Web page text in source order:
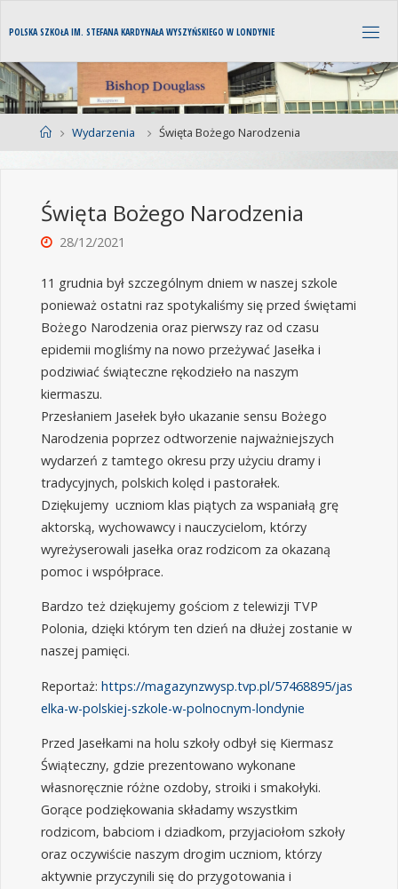
POLSKA SZKOŁA IM. STEFANA KARDYNAŁA WYSZYŃSKIEGO W LONDYNIE
Wydarzenia Święta Bożego Narodzenia
Święta Bożego Narodzenia
28/12/2021
11 grudnia był szczególnym dniem w naszej szkole
ponieważ ostatni raz spotykaliśmy się przed świętami
Bożego Narodzenia oraz pierwszy raz od czasu
epidemii mogliśmy na nowo przeżywać Jasełka i
podziwiać świąteczne rękodzieło na naszym
kiermaszu.
Przesłaniem Jasełek było ukazanie sensu Bożego
Narodzenia poprzez odtworzenie najważniejszych
wydarzeń z tamtego okresu przy użyciu dramy i
tradycyjnych, polskich kolęd i pastorałek.
Dziękujemy uczniom klas piątych za wspaniałą grę
aktorską, wychowawcy i nauczycielom, którzy
wyreżyserowali jasełka oraz rodzicom za okazaną
pomoc i współprace.
Bardzo też dziękujemy gościom z telewizji TVP
Polonia, dzięki którym ten dzień na dłużej zostanie w
naszej pamięci.
Reportaż: https://magazynzwysp.tvp.pl/57468895/jas
elka-w-polskiej-szkole-w-polnocnym-londynie
Przed Jasełkami na holu szkoły odbył się Kiermasz
Świąteczny, gdzie prezentowano wykonane
własnoręcznie różne ozdoby, stroiki i smakołyki.
Gorące podziękowania składamy wszystkim
rodzicom, babciom i dziadkom, przyjaciołom szkoły
oraz oczywiście naszym drogim uczniom, którzy
aktywnie przyczynili się do przygotowania i